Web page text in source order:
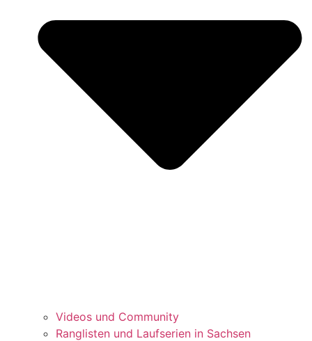
Videos und Community
Ranglisten und Laufserien in Sachsen